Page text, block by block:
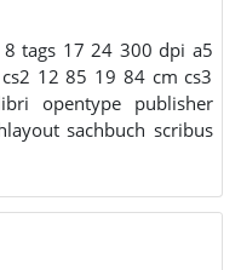
tags 17 24 300 dpi a5
12 85 19 84 cm cs3
opentype publisher
sachbuch scribus